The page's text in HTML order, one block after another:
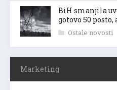
BiH smanjila
gotovo 50
Ostale novosti
Marketing